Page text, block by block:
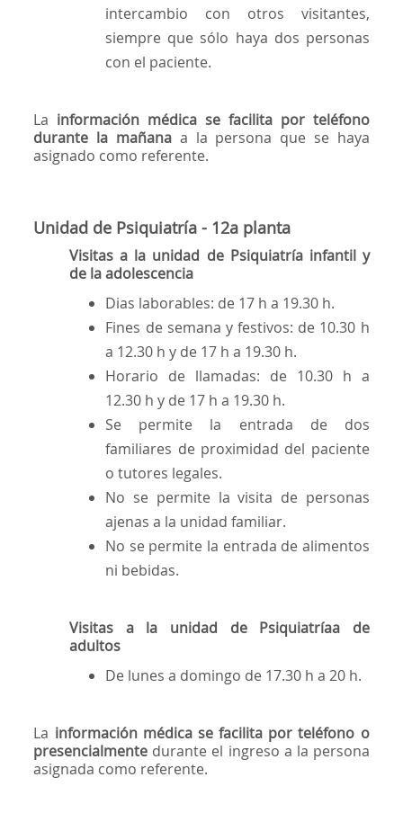
intercambio con otros visitantes,
siempre que sólo haya dos personas
con el paciente.
La información médica se facilita por teléfono
durante la mañanaa la persona que se haya
asignado como referente.
Unidad de Psiquiatría - 12a planta
Visitas a la unidad de Psiquiatría infantil y
de la adolescencia
Dias laborables: de 17 h a 19.30 h.
Fines de semana y festivos: de 10.30 h
a 12.30 h y de 17 h a 19.30 h.
Horario de llamadas: de 10.30 h a
12.30 h y de 17 h a 19.30 h.
Se permite la entrada de dos
familiares de proximidad del paciente
o tutores legales.
No se permite la visita de personas
ajenas a la unidad familiar.
No se permite la entrada de alimentos
ni bebidas.
Visitas a la unidad de Psiquiatríaa de
adultos
De lunes a domingo de 17.30 h a 20 h.
La información médica se facilita por teléfono o
presencialmente durante el ingreso a la persona
asignada como referente.